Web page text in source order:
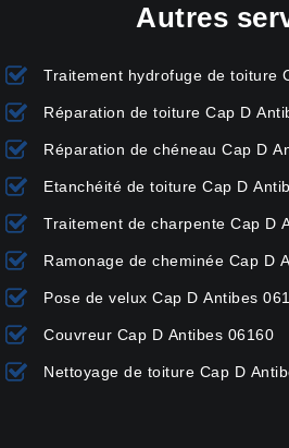
Autres
Traitement hydrofuge de toiture
Réparation de toiture Cap D
Réparation de chéneau Cap D
Etanchéité de toiture Cap D
Traitement de charpente Cap D
Ramonage de cheminée Cap D
Pose de velux Cap D Antibes
Couvreur Cap D Antibes 06160
Nettoyage de toiture Cap D